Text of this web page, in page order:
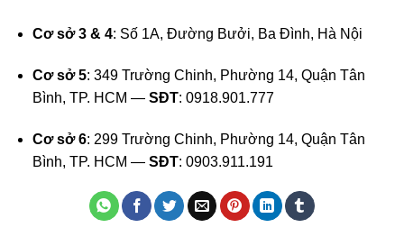
Cơ sở 3 & 4: Số 1A, Đường Bưởi, Ba Đình, Hà Nội
Cơ sở 5: 349 Trường Chinh, Phường 14, Quận Tân
Bình, TP. HCM — SĐT: 0918.901.777
Cơ sở 6: 299 Trường Chinh, Phường 14, Quận Tân
Bình, TP. HCM — SĐT: 0903.911.191